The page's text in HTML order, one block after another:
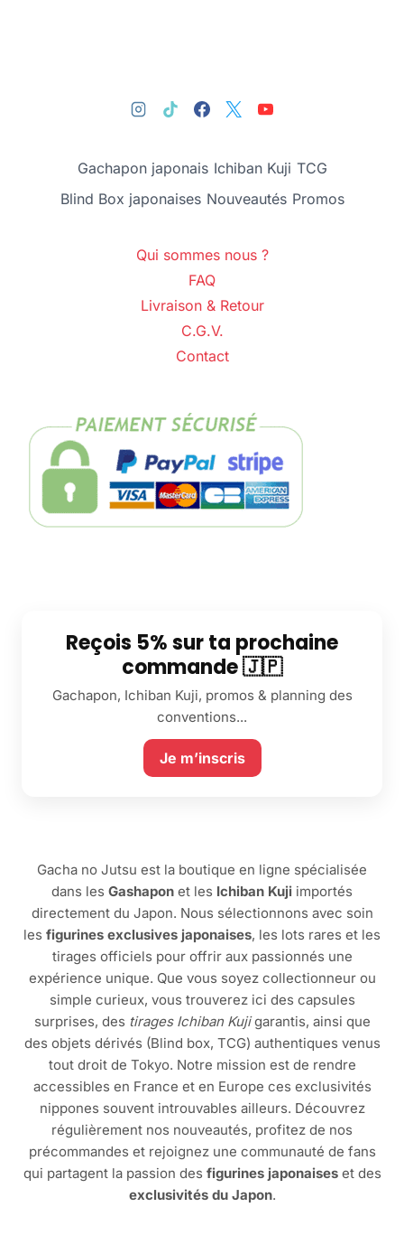
Gachapon japonais Ichiban Kuji TCG
Blind Box japonaises Nouveautés Promos
Qui sommes nous ?
FAQ
Livraison & Retour
C.G.V.
Contact
Reçois 5% sur ta prochaine
commande 🇯🇵
Gachapon, Ichiban Kuji, promos & planning des
conventions...
Je m’inscris
Gacha no Jutsu est la boutique en ligne spécialisée
dans les Gashapon et les Ichiban Kuji importés
directement du Japon. Nous sélectionnons avec soin
les figurines exclusives japonaises, les lots rares et les
tirages officiels pour offrir aux passionnés une
expérience unique. Que vous soyez collectionneur ou
simple curieux, vous trouverez ici des capsules
surprises, des tirages Ichiban Kujigarantis, ainsi que
des objets dérivés (Blind box, TCG) authentiques venus
tout droit de Tokyo. Notre mission est de rendre
accessibles en France et en Europe ces exclusivités
nippones souvent introuvables ailleurs. Découvrez
régulièrement nos nouveautés, profitez de nos
précommandes et rejoignez une communauté de fans
qui partagent la passion des figurines japonaiseset des
exclusivités du Japon.